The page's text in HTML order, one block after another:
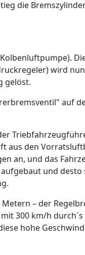
die
wird
gelöst.
auf
aus den
an, und das
und
– der
300 km/h
hohe